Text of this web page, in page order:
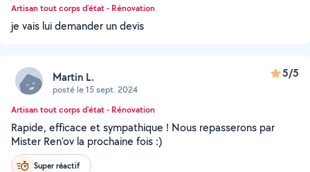
Artisan tout corps d'état - Rénovation
je vais lui demander un devis
Martin L.
posté le 15 sept. 2024
5/5
Artisan tout corps d'état - Rénovation
Rapide, efficace et sympathique ! Nous repasserons par
Mister Ren’ov la prochaine fois :)
Super réactif